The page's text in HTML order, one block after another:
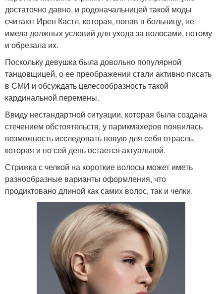
достаточно давно, и родоначальницей такой моды
считают Ирен Кастл, которая, попав в больницу, не
имела должных условий для ухода за волосами, потому
и обрезала их.
Поскольку девушка была довольно популярной
танцовщицей, о ее преображении стали активно писать
в СМИ и обсуждать целесообразность такой
кардинальной перемены.
Ввиду нестандартной ситуации, которая была создана
стечением обстоятельств, у парикмахеров появилась
возможность исследовать новую для себя отрасль,
которая и по сей день остается актуальной.
Стрижка с челкой на короткие волосы может иметь
разнообразные варианты оформления, что
продиктовано длиной как самих волос, так и челки.